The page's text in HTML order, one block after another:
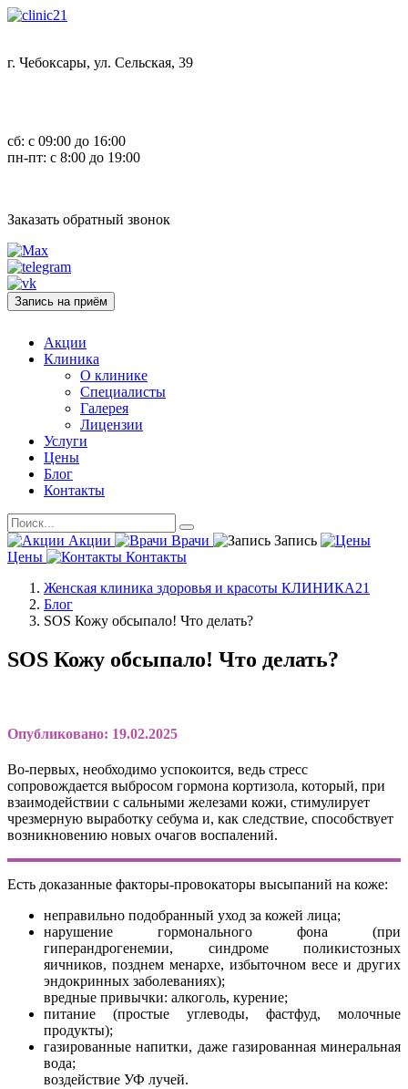
г. Чебоксары, ул. Сельская, 39
сб: с 09:00 до 16:00
пн-пт: с 8:00 до 19:00
Заказать обратный звонок
Запись на приём
Акции
Клиника
О клинике
Специалисты
Галерея
Лицензии
Услуги
Цены
Блог
Контакты
Акции Врачи
Запись
Цены
Контакты
Женская клиника здоровья и красоты КЛИНИКА21
Блог
SOS Кожу обсыпало! Что делать?
SOS Кожу обсыпало! Что делать?
Опубликовано: 19.02.2025
Во-первых, необходимо успокоится, ведь стресс
сопровождается выбросом гормона кортизола, который, при
взаимодействии с сальными железами кожи, стимулирует
чрезмерную выработку себума и, как следствие, способствует
возникновению новых очагов воспалений.
Есть доказанные факторы-провокаторы высыпаний на коже:
неправильно подобранный уход за кожей лица;
нарушение гормонального фона (при
гиперандрогенемии, синдроме поликистозных
яичников, позднем менархе, избыточном весе и других
эндокринных заболеваниях);
вредные привычки: алкоголь, курение;
питание (простые углеводы, фастфуд, молочные
продукты);
газированные напитки, даже газированная минеральная
вода;
воздействие УФ лучей.